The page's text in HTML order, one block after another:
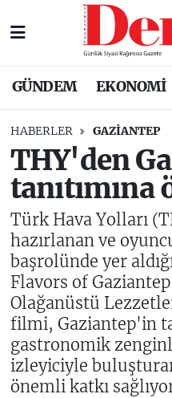
GÜNDEM EKONOMİ
HABERLER GAZIANTEP
THY'den
tanıtımına
Türk Hava Yolları
hazırlanan ve
başrolünde yer
Flavors of
Olağanüstü
filmi, Gaziantep'in
gastronomik
izleyiciyle
önemli katkı
Nöbetçi Eczaneler
Trafik Durumu
Süper Lig Puan
Tüm Manşetler
Son Dakika
Haber Arşivi